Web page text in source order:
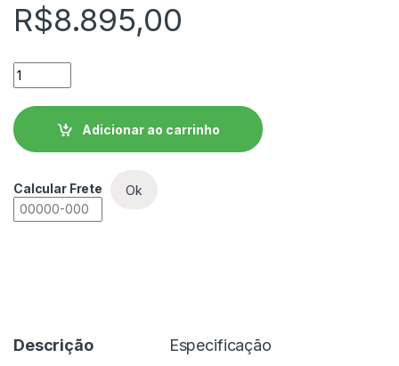
R$8.895,00
Inversor de Frequência WEG CFW11 - CFW110010T4SZ
Adicionar ao carrinho
Calcular Frete Ok
Descrição Especificação